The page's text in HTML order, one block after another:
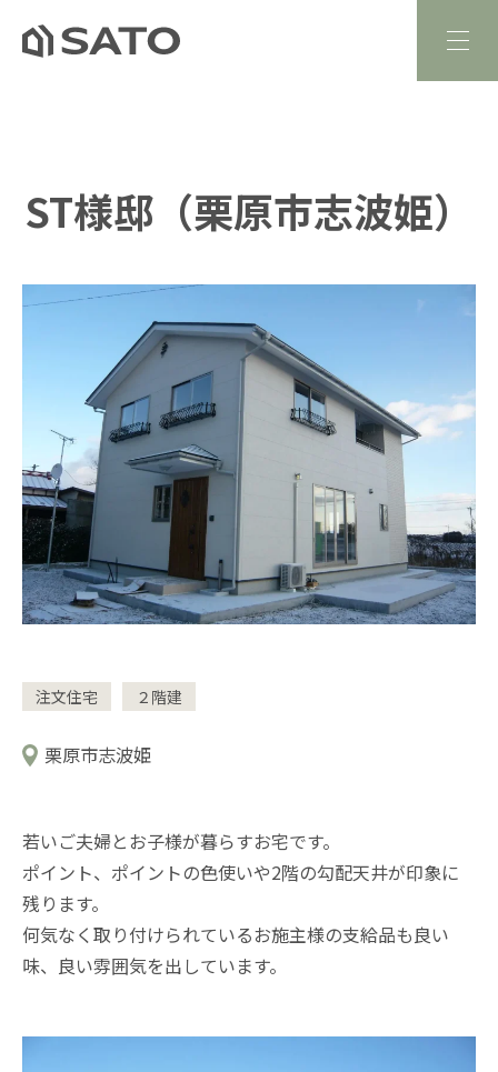
ST様邸（栗原市志波姫）
注文住宅 ２階建
栗原市志波姫
若いご夫婦とお子様が暮らすお宅です。
ポイント、ポイントの色使いや2階の勾配天井が印象に
残ります。
何気なく取り付けられているお施主様の支給品も良い
味、良い雰囲気を出しています。